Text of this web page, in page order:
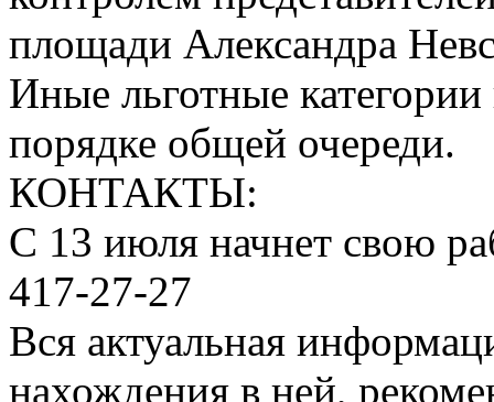
площади Александра
Иные льготные
порядке общей очереди.
КОНТАКТЫ:
С 13 июля начнет свою
417-27-27
Вся актуальная
нахождения в ней,